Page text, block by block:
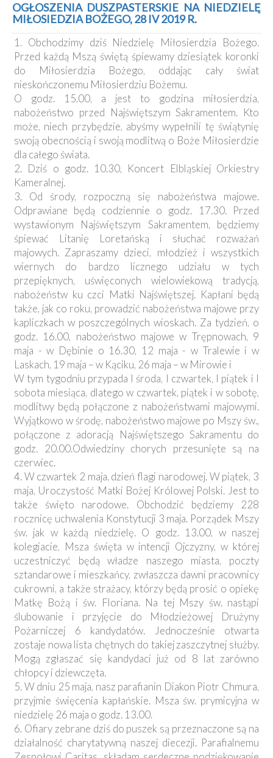
OGŁOSZENIA DUSZPASTERSKIE NA NIEDZIELĘ
MIŁOSIEDZIA BOŻEGO, 28 IV 2019 R.
1. Obchodzimy dziś Niedzielę Miłosierdzia Bożego.
Przed każdą Mszą świętą śpiewamy dziesiątek koronki
do Miłosierdzia Bożego, oddając cały świat
nieskończonemu Miłosierdziu Bożemu.
O godz. 15.00, a jest to godzina miłosierdzia,
nabożeństwo przed Najświętszym Sakramentem. Kto
może, niech przybędzie, abyśmy wypełnili tę świątynię
swoją obecnością i swoją modlitwą o Boże Miłosierdzie
dla całego świata.
2. Dziś o godz. 10.30, Koncert Elbląskiej Orkiestry
Kameralnej.
3. Od środy, rozpoczną się nabożeństwa majowe.
Odprawiane będą codziennie o godz. 17.30. Przed
wystawionym Najświętszym Sakramentem, będziemy
śpiewać Litanię Loretańską i słuchać rozważań
majowych. Zapraszamy dzieci, młodzież i wszystkich
wiernych do bardzo licznego udziału w tych
przepięknych, uświęconych wielowiekową tradycją,
nabożeństw ku czci Matki Najświętszej. Kapłani będą
także, jak co roku, prowadzić nabożeństwa majowe przy
kapliczkach w poszczególnych wioskach. Za tydzień, o
godz. 16.00, nabożeństwo majowe w Trępnowach, 9
maja - w Dębinie o 16.30, 12 maja - w Tralewie i w
Laskach, 19 maja – w Kąciku, 26 maja – w Mirowie i
W tym tygodniu przypada I środa, I czwartek, I piątek i I
sobota miesiąca, dlatego w czwartek, piątek i w sobotę,
modlitwy będą połączone z nabożeństwami majowymi.
Wyjątkowo w środę, nabożeństwo majowe po Mszy św.,
połączone z adoracją Najświętszego Sakramentu do
godz. 20.00.Odwiedziny chorych przesunięte są na
czerwiec.
4. W czwartek 2 maja, dzień flagi narodowej. W piątek, 3
maja, Uroczystość Matki Bożej Królowej Polski. Jest to
także święto narodowe. Obchodzić będziemy 228
rocznicę uchwalenia Konstytucji 3 maja. Porządek Mszy
św. jak w każdą niedzielę. O godz. 13.00, w naszej
kolegiacie, Msza święta w intencji Ojczyzny, w której
uczestniczyć będą władze naszego miasta, poczty
sztandarowe i mieszkańcy, zwłaszcza dawni pracownicy
cukrowni, a także strażacy, którzy będą prosić o opiekę
Matkę Bożą i św. Floriana. Na tej Mszy św. nastąpi
ślubowanie i przyjęcie do Młodzieżowej Drużyny
Pożarniczej 6 kandydatów. Jednocześnie otwarta
zostaje nowa lista chętnych do takiej zaszczytnej służby.
Mogą zgłaszać się kandydaci już od 8 lat zarówno
chłopcy i dziewczęta.
5. W dniu 25 maja, nasz parafianin Diakon Piotr Chmura,
przyjmie święcenia kapłańskie. Msza św. prymicyjna w
niedzielę 26 maja o godz. 13.00.
6. Ofiary zebrane dziś do puszek są przeznaczone są na
działalność charytatywną naszej diecezji. Parafialnemu